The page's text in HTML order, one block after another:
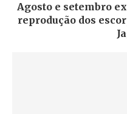
Agosto e setembro
reprodução dos